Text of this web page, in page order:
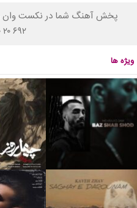
پخش آهنگ شما در نکست وان
۰۹۳۸
ویژه ها